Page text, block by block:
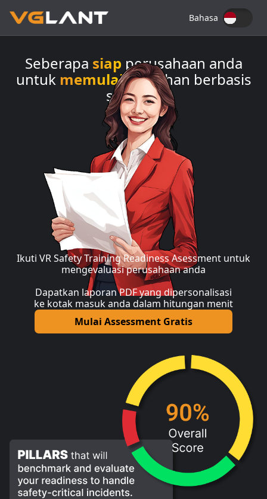
Bahasa
Seberapa siap perusahaan anda
untuk memulaipelatihan berbasis
simulasi
Ikuti VR Safety Training Readiness Asessment untuk
mengevaluasi perusahaan anda
Dapatkan laporan PDF yang dipersonalisasi
ke kotak masuk anda dalam hitungan menit
Mulai Assessment Gratis